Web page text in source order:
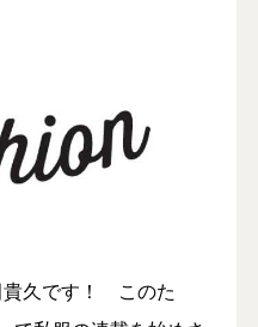
久です！ このた